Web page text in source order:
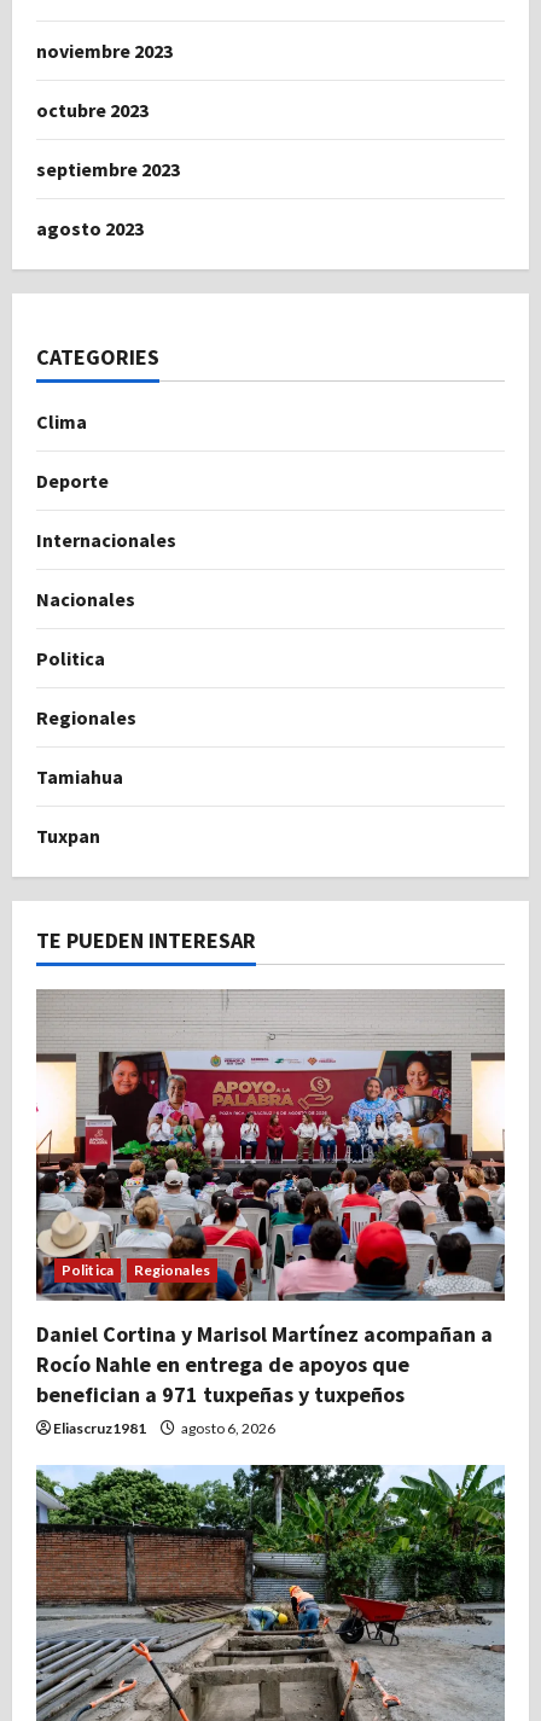
noviembre 2023
octubre 2023
septiembre 2023
agosto 2023
CATEGORIES
Clima
Deporte
Internacionales
Nacionales
Politica
Regionales
Tamiahua
Tuxpan
TE PUEDEN INTERESAR
Politica Regionales
Daniel Cortina y Marisol Martínez acompañan a
Rocío Nahle en entrega de apoyos que
benefician a 971 tuxpeñas y tuxpeños
Eliascruz1981 agosto 6, 2026